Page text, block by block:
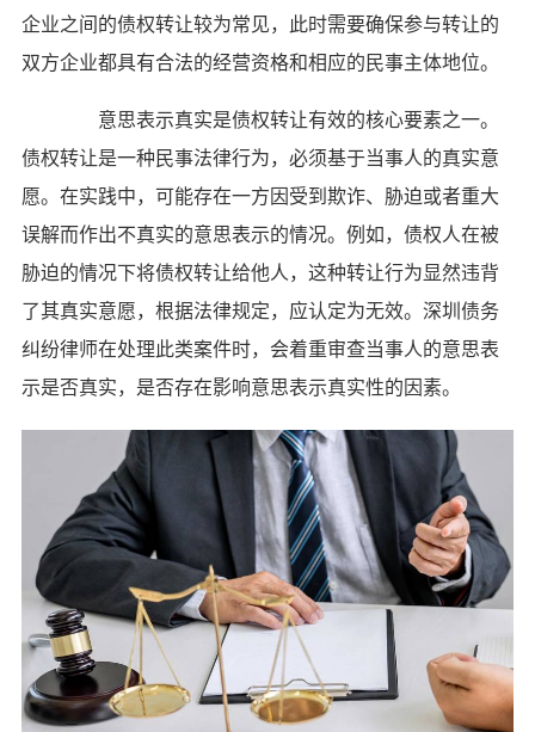
企业之间的债权转让较为常见，此时需要确保参与转让的
双方企业都具有合法的经营资格和相应的民事主体地位。
意思表示真实是债权转让有效的核心要素之一。
债权转让是一种民事法律行为，必须基于当事人的真实意
愿。在实践中，可能存在一方因受到欺诈、胁迫或者重大
误解而作出不真实的意思表示的情况。例如，债权人在被
胁迫的情况下将债权转让给他人，这种转让行为显然违背
了其真实意愿，根据法律规定，应认定为无效。深圳债务
纠纷律师在处理此类案件时，会着重审查当事人的意思表
示是否真实，是否存在影响意思表示真实性的因素。